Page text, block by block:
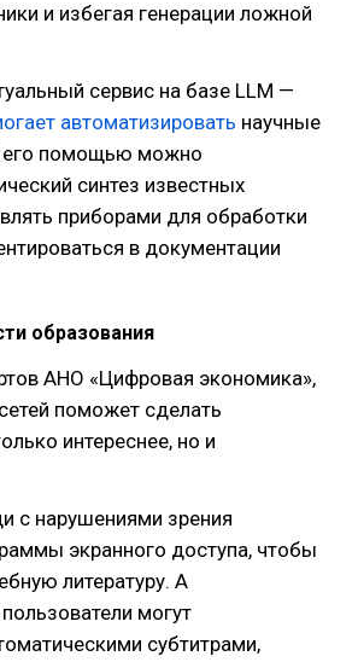
и избегая генерации ложной
сервис на базе LLM —
автоматизировать научные
его помощью можно
синтез известных
приборами для обработки
в документации
образования
АНО «Цифровая экономика»,
поможет сделать
интереснее, но и
с нарушениями зрения
экранного доступа, чтобы
литературу. А
могут
субтитрами,